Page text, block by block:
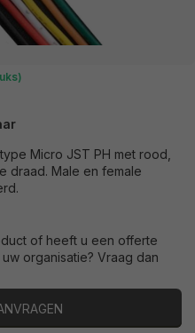
Micro JST PH met rood,
draad. Male en female
of heeft u een offerte
organisatie? Vraag dan